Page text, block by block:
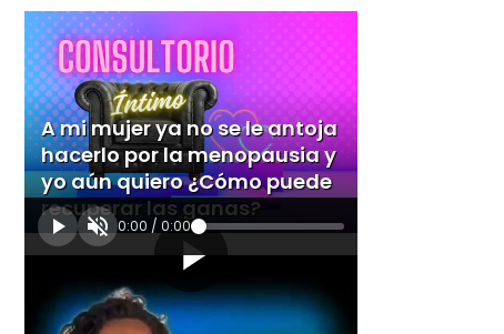
A mi mujer ya no se le antoja
hacerlo por la menopausia y
yo aún quiero ¿Cómo puede
recuperar las ganas?
0:00 / 0:00
[Publicidad]